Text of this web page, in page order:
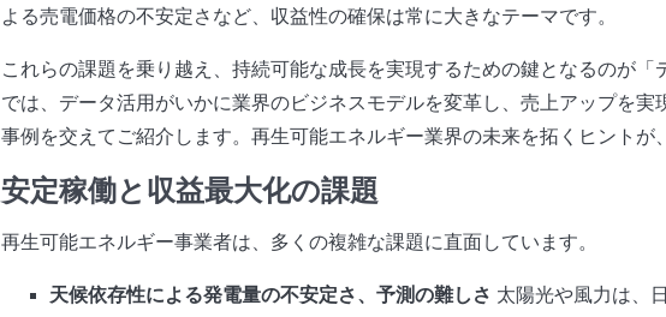
よる売電価格の不安定さなど、収益性の確保は常に大きなテーマです。
これらの課題を乗り越え、持続可能な成長を実現するための鍵となるのが「
では、データ活用がいかに業界のビジネスモデルを変革し、売上アップを実
事例を交えてご紹介します。再生可能エネルギー業界の未来を拓くヒントが
安定稼働と収益最大化の課題
再生可能エネルギー事業者は、多くの複雑な課題に直面しています。
天候依存性による発電量の不安定さ、予測の難しさ 太陽光や風力は、